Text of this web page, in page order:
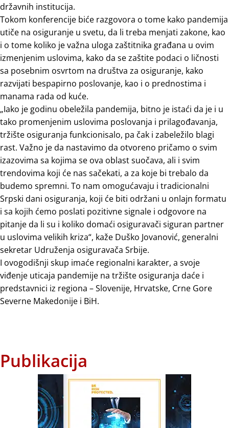
državnih institucija.
Tokom konferencije biće razgovora o tome kako pandemija
utiče na osiguranje u svetu, da li treba menjati zakone, kao
i o tome koliko je važna uloga zaštitnika građana u ovim
izmenjenim uslovima, kako da se zaštite podaci o ličnosti
sa posebnim osvrtom na društva za osiguranje, kako
razvijati bespapirno poslovanje, kao i o prednostima i
manama rada od kuće.
„Iako je godinu obeležila pandemija, bitno je istaći da je i u
tako promenjenim uslovima poslovanja i prilagođavanja,
tržište osiguranja funkcionisalo, pa čak i zabeležilo blagi
rast. Važno je da nastavimo da otvoreno pričamo o svim
izazovima sa kojima se ova oblast suočava, ali i svim
trendovima koji će nas sačekati, a za koje bi trebalo da
budemo spremni. To nam omogućavaju i tradicionalni
Srpski dani osiguranja, koji će biti održani u onlajn formatu
i sa kojih ćemo poslati pozitivne signale i odgovore na
pitanje da li su i koliko domaći osiguravači siguran partner
u uslovima velikih kriza“, kaže Duško Jovanović, generalni
sekretar Udruženja osiguravača Srbije.
I ovogodišnji skup imaće regionalni karakter, a svoje
viđenje uticaja pandemije na tržište osiguranja daće i
predstavnici iz regiona – Slovenije, Hrvatske, Crne Gore
Severne Makedonije i BiH.
Publikacija